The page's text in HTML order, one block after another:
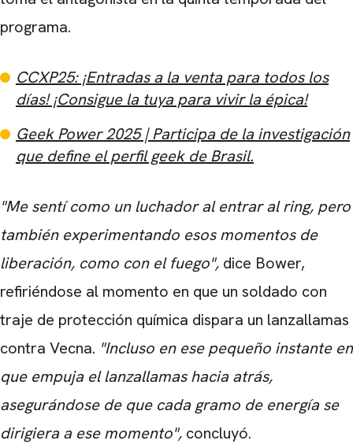
programa.
CCXP25: ¡Entradas a la venta para todos los
días! ¡Consigue la tuya para vivir la épica!
Geek Power 2025 | Participa de la investigación
que define el perfil geek de Brasil.
"Me sentí como un luchador al entrar al ring, pero
también experimentando esos momentos de
liberación, como con el fuego", dice Bower,
refiriéndose al momento en que un soldado con
traje de protección química dispara un lanzallamas
contra Vecna. "Incluso en ese pequeño instante en
que empuja el lanzallamas hacia atrás,
asegurándose de que cada gramo de energía se
dirigiera a ese momento", concluyó.